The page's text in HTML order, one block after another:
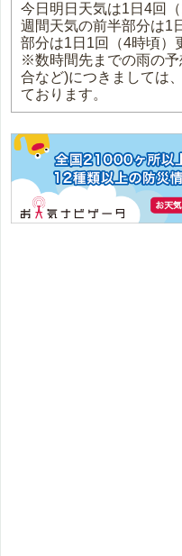
今日明日天気は1日4回
週間天気の前半部分は1
部分は1日1回（4時頃）
※数時間先までの雨の
合など)につきましては
ております。